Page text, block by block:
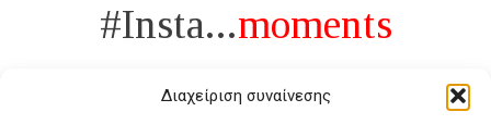
Διαχείριση συναίνεσης
#Insta...moments